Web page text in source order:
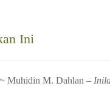
Ini
~ Muhidin M. Dahlan –